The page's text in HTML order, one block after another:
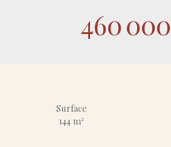
460 000
Surface
144m²